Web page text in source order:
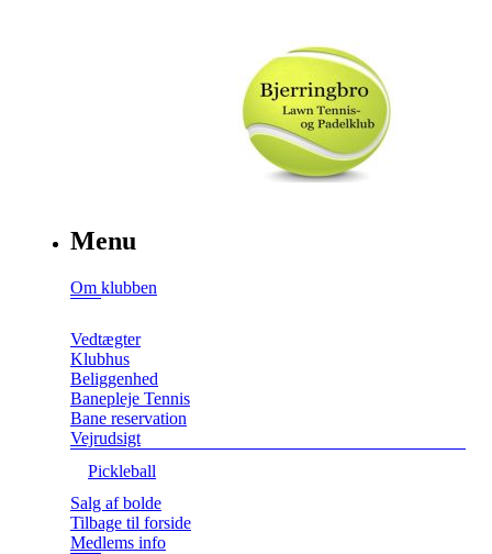
Menu
Om klubben
Vedtægter
Klubhus
Beliggenhed
Banepleje Tennis
Bane reservation
Vejrudsigt
Pickleball
Salg af bolde
Tilbage til forside
Medlems info